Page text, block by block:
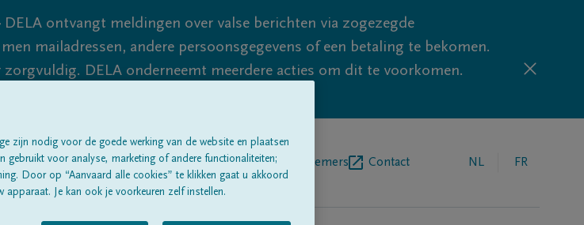
DELA ontvangt meldingen over valse berichten via zogezegde
mailadressen, andere persoonsgegevens of een betaling te bekomen.
DELA onderneemt meerdere acties om dit te voorkomen.
sluiten, dus blijf waakzaam.
Alle rouwberichten Over onsBegrafenisondernemers Contact NL FR
zijn nodig voor de goede werking van de website en plaatsen
gebruikt voor analyse, marketing of andere functionaliteiten;
Door op “Aanvaard alle cookies” te klikken gaat u akkoord
Je kan ook je voorkeuren zelf instellen.